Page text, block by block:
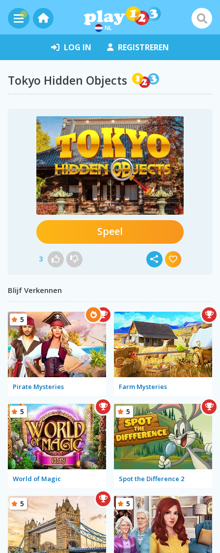
NL
LOG IN REGISTREREN
Tokyo Hidden Objects
Speel
3
Blijf Verkennen
Pirate Mysteries
5
Farm Mysteries
World of Magic
5
Spot the Difference 2
5
5 5